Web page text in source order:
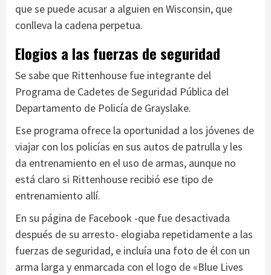
que se puede acusar a alguien en Wisconsin, que
conlleva la cadena perpetua.
Elogios a las fuerzas de seguridad
Se sabe que Rittenhouse fue integrante del
Programa de Cadetes de Seguridad Pública del
Departamento de Policía de Grayslake.
Ese programa ofrece la oportunidad a los jóvenes de
viajar con los policías en sus autos de patrulla y les
da entrenamiento en el uso de armas, aunque no
está claro si Rittenhouse recibió ese tipo de
entrenamiento allí.
En su página de Facebook -que fue desactivada
después de su arresto- elogiaba repetidamente a las
fuerzas de seguridad, e incluía una foto de él con un
arma larga y enmarcada con el logo de «Blue Lives